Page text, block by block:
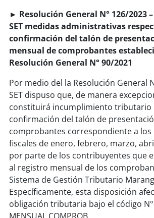
► Resolución General N° 126/2023
SET medidas administrativas
confirmación del talón de
mensual de comprobantes
Resolución General N° 90/2021
Por medio del la Resolución General
SET dispuso que, de manera
constituirá incumplimiento tributario
confirmación del talón de
comprobantes correspondiente a los
fiscales de enero, febrero, marzo,
por parte de los contribuyentes que
al registro mensual de los
Sistema de Gestión Tributario
Específicamente, esta disposición
obligación tributaria bajo el código N°